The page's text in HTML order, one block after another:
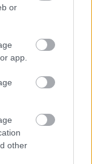
or
app.
other